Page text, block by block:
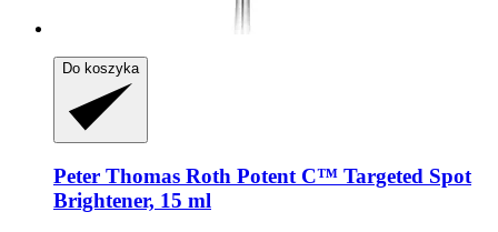
Do koszyka
Peter Thomas Roth Potent C™ Targeted Spot
Brightener, 15 ml